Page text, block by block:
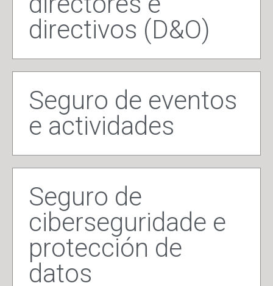
directivos (D&O)
Seguro de eventos
e actividades
Seguro de
ciberseguridade e
protección de
datos